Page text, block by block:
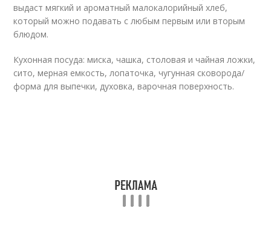
выдаст мягкий и ароматный малокалорийный хлеб,
который можно подавать с любым первым или вторым
блюдом.
Кухонная посуда: миска, чашка, столовая и чайная ложки,
сито, мерная емкость, лопаточка, чугунная сковорода/
форма для выпечки, духовка, варочная поверхность.